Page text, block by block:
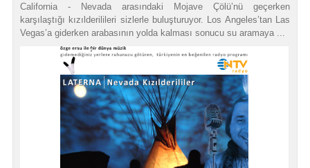
California - Nevada arasındaki Mojave Çölü’nü geçerken
karşılaştığı kızılderilileri sizlerle buluşturuyor. Los Angeles’tan Las
Vegas’a giderken arabasının yolda kalması sonucu su aramaya ...